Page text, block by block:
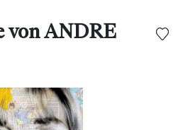
von ANDRE